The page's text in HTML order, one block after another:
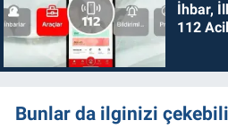
İhbar,
112
Bunlar da ilginizi